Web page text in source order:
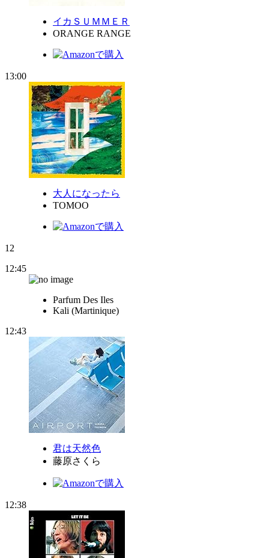
イカＳＵＭＭＥＲ
ORANGE RANGE
13:00
大人になったら
TOMOO
12
12:45
Parfum Des Iles
Kali (Martinique)
12:43
君は天然色
藤原さくら
12:38